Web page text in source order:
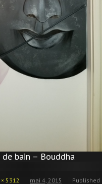
bain – Bouddha
Published
mai 4, 2015
5312